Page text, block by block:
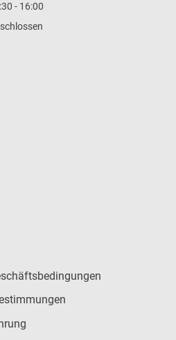
- 16:00